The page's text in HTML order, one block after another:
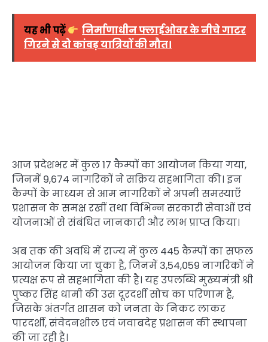
यह भी पढ़ें
निर्माणाधीन फ्लाईओवर के नीचे गाटर
गिरने से दो कांवड़ यात्रियों की मौत।
आज प्रदेशभर में कुल 17 कैम्पों का आयोजन किया गया,
जिनमें 9,674 नागरिकों ने सक्रिय सहभागिता की। इन
कैम्पों के माध्यम से आम नागरिकों ने अपनी समस्याएँ
प्रशासन के समक्ष रखीं तथा विभिन्न सरकारी सेवाओं एवं
योजनाओं से संबंधित जानकारी और लाभ प्राप्त किया।
अब तक की अवधि में राज्य में कुल 445 कैम्पों का सफल
आयोजन किया जा चुका है, जिनमें 3,54,059 नागरिकों ने
प्रत्यक्ष रूप से सहभागिता की है। यह उपलब्धि मुख्यमंत्री श्री
पुष्कर सिंह धामी की उस दूरदर्शी सोच का परिणाम है,
जिसके अंतर्गत शासन को जनता के निकट लाकर
पारदर्शी, संवेदनशील एवं जवाबदेह प्रशासन की स्थापना
की जा रही है।